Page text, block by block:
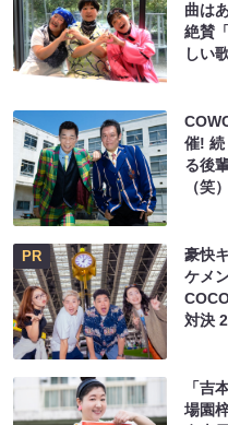
曲は
絶賛
しい
催! 続
る後
（笑
PR
豪快
ケメ
対決
「吉
場園